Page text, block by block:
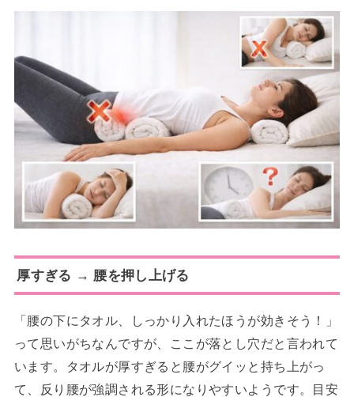
厚すぎる → 腰を押し上げる
「腰の下にタオル、しっかり入れたほうが効きそう！」
って思いがちなんですが、ここが落とし穴だと言われて
います。タオルが厚すぎると腰がグイッと持ち上がっ
て、反り腰が強調される形になりやすいようです。目安